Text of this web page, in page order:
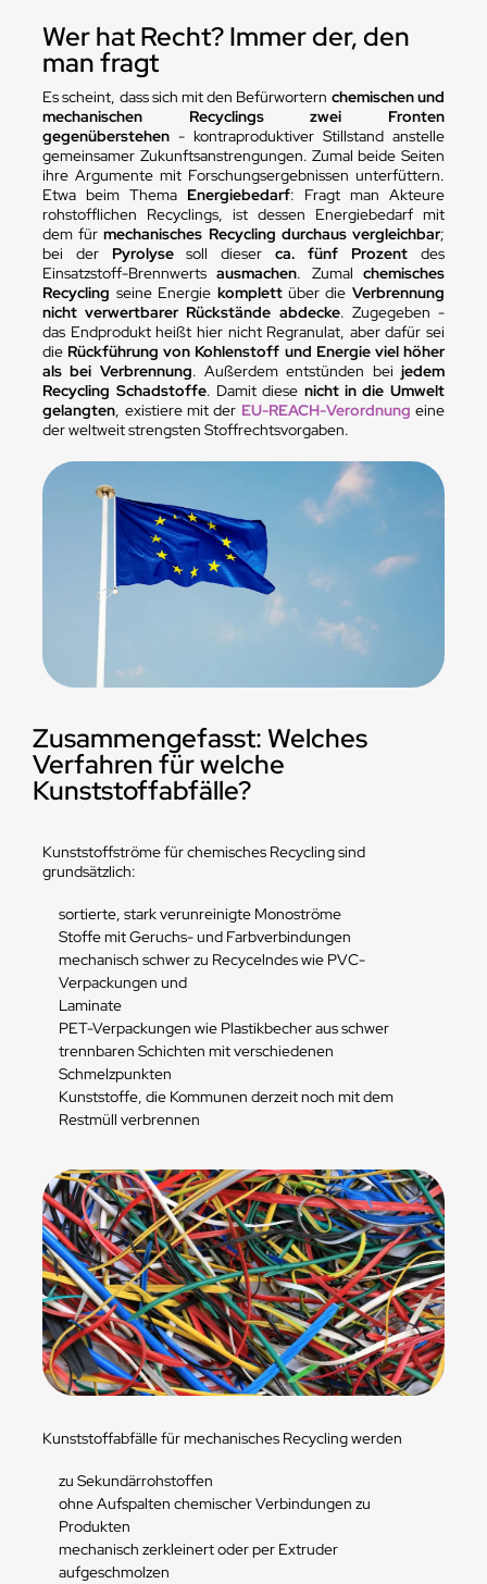
Wer hat Recht? Immer der, den
man fragt
Es scheint, dass sich mit den Befürwortern chemischen und
mechanischen Recyclings zwei Fronten
gegenüberstehen - kontraproduktiver Stillstand anstelle
gemeinsamer Zukunftsanstrengungen. Zumal beide Seiten
ihre Argumente mit Forschungsergebnissen unterfüttern.
Etwa beim Thema Energiebedarf: Fragt man Akteure
rohstofflichen Recyclings, ist dessen Energiebedarf mit
dem fürmechanisches Recycling durchaus vergleichbar;
bei der Pyrolysesoll dieser ca. fünf Prozent des
Einsatzstoff-Brennwertsausmachen. Zumal chemisches
Recycling seine Energie komplettüber die Verbrennung
nicht verwertbarer Rückstände abdecke. Zugegeben -
das Endprodukt heißt hier nicht Regranulat, aber dafür sei
die Rückführung von Kohlenstoff und Energie viel höher
als bei Verbrennung. Außerdem entstünden bei jedem
Recycling Schadstoffe. Damit diese nicht in die Umwelt
gelangten, existiere mit der EU-REACH-Verordnung eine
der weltweit strengsten Stoffrechtsvorgaben.
Zusammengefasst: Welches
Verfahren für welche
Kunststoffabfälle?
Kunststoffströme für chemisches Recycling sind
grundsätzlich:
sortierte, stark verunreinigte Monoströme
Stoffe mit Geruchs- und Farbverbindungen
mechanisch schwer zu Recycelndes wie PVC-
Verpackungen und
Laminate
PET-Verpackungen wie Plastikbecher aus schwer
trennbaren Schichten mit verschiedenen
Schmelzpunkten
Kunststoffe, die Kommunen derzeit noch mit dem
Restmüll verbrennen
Kunststoffabfälle für mechanisches Recycling werden
zu Sekundärrohstoffen
ohne Aufspalten chemischer Verbindungen zu
Produkten
mechanisch zerkleinert oder per Extruder
aufgeschmolzen